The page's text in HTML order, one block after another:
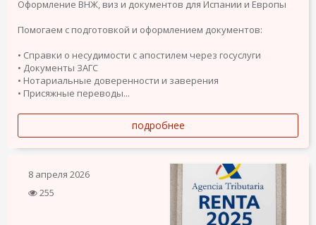
Оформление ВНЖ, виз и документов для Испании и Европы
Помогаем с подготовкой и оформлением документов:
• Справки о несудимости с апостилем через госуслуги
• Документы ЗАГС
• Нотариальные доверенности и заверения
• Присяжные переводы...
подробнее
8 апреля 2026
255